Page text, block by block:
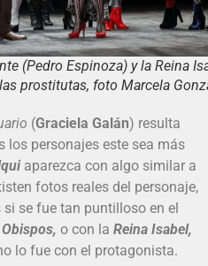
(Pedro Espinoza) y la Reina
prostitutas, foto Marcela
(Graciela Galán) resulta
los personajes este sea más
aparezca con algo similar a
fotos reales del personaje,
se fue tan puntilloso en el
o con la Reina Isabel,
lo fue con el protagonista.